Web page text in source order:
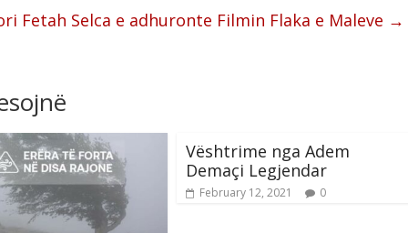
Fetah Selca e adhuronte Filmin Flaka e Maleve →
Vështrime nga Adem
Demaçi Legjendar
February 12, 2021 0